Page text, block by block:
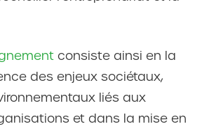
consiste ainsi en la
des enjeux sociétaux,
liés aux
et dans la mise en